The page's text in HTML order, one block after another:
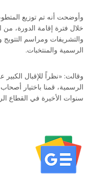
وأوضحت أنه تم توزيع
خلال فترة إقامة الدورة،
والتشريفات ومراسم التتويج
الرسمية والمنتخبات.
وقالت: «نظراً للإقبال
سنوات الأخيرة في القطاع